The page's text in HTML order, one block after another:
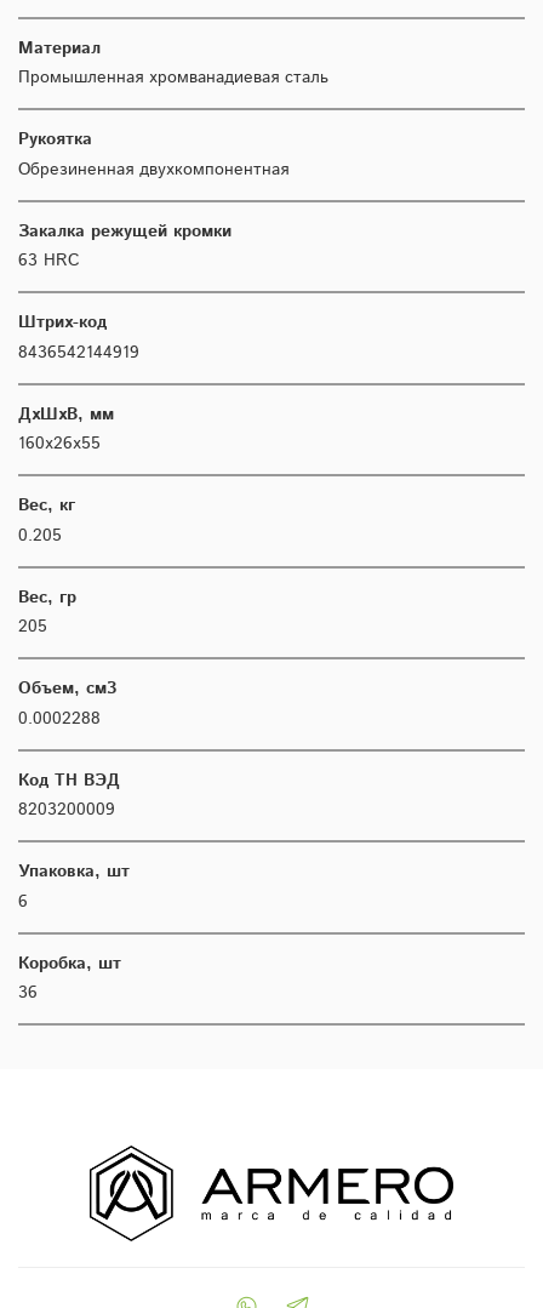
Материал
Промышленная хромванадиевая сталь
Рукоятка
Обрезиненная двухкомпонентная
Закалка режущей кромки
63 HRC
Штрих-код
8436542144919
ДхШхВ, мм
160х26х55
Вес, кг
0.205
Вес, гр
205
Объем, см3
0.0002288
Код ТН ВЭД
8203200009
Упаковка, шт
6
Коробка, шт
36